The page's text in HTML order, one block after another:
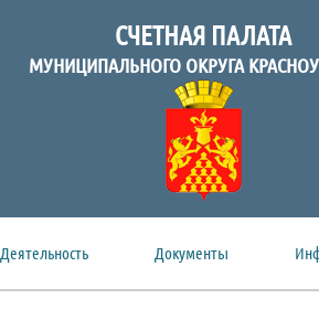
СЧЕТНАЯ ПАЛАТА
МУНИЦИПАЛЬНОГО ОКРУГА
Деятельность Документы